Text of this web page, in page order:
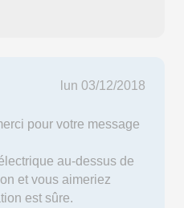
lun 03/12/2018
pour votre message
au-dessus de
et vous aimeriez
est sûre.